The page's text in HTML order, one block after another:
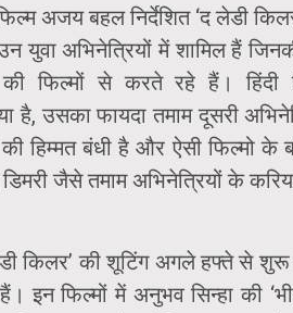
अजय बहल निर्देशित ‘द लेडी
युवा अभिनेत्रियों में शामिल हैं
फिल्मों से करते रहे हैं। हिंदी
है, उसका फायदा तमाम दूसरी
हिम्मत बंधी है और ऐसी फिल्मो
जैसे तमाम अभिनेत्रियों के
किलर’ की शूटिंग अगले हफ्ते से
इन फिल्मों में अनुभव सिन्हा की